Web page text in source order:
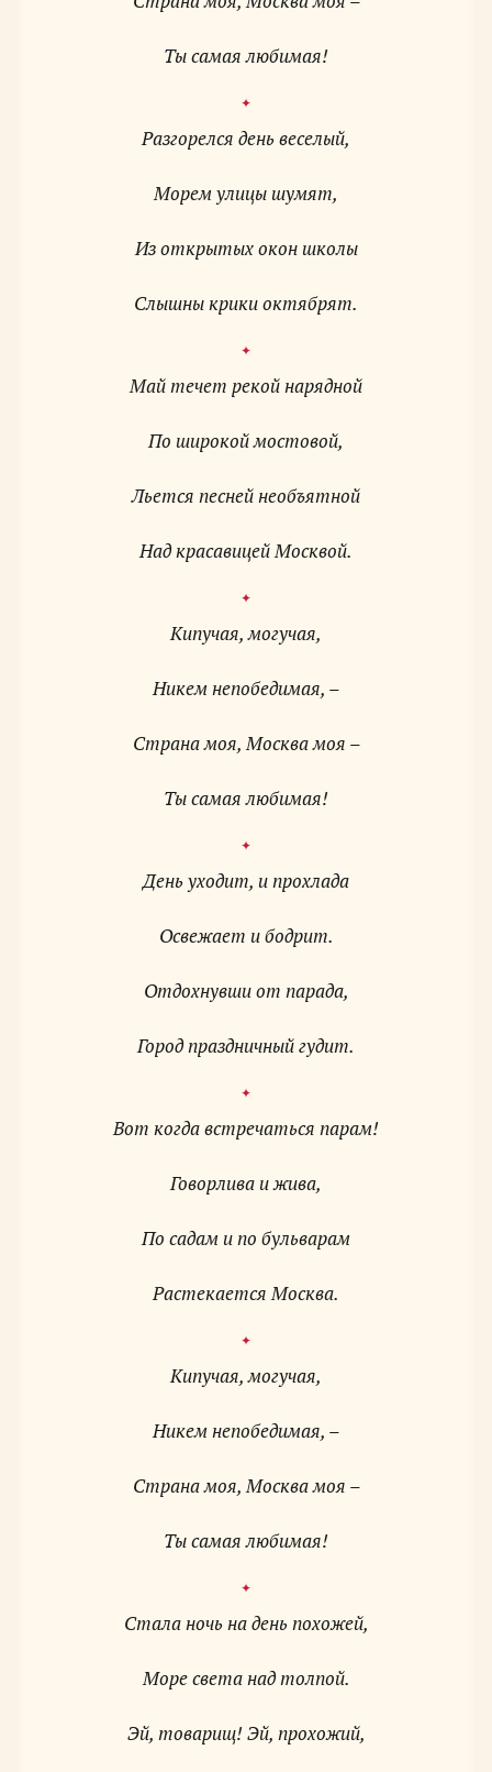
Ты самая любимая!
Разгорелся день веселый,
Морем улицы шумят,
Из открытых окон школы
Слышны крики октябрят.
Май течет рекой нарядной
По широкой мостовой,
Льется песней необъятной
Над красавицей Москвой.
Кипучая, могучая,
Никем непобедимая, –
Страна моя, Москва моя –
Ты самая любимая!
День уходит, и прохлада
Освежает и бодрит.
Отдохнувши от парада,
Город праздничный гудит.
Вот когда встречаться парам!
Говорлива и жива,
По садам и по бульварам
Растекается Москва.
Кипучая, могучая,
Никем непобедимая, –
Страна моя, Москва моя –
Ты самая любимая!
Стала ночь на день похожей,
Море света над толпой.
Эй, товарищ! Эй, прохожий,